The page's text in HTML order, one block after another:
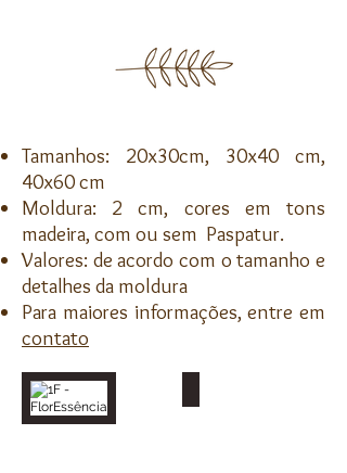
Tamanhos: 20x30cm, 30x40 cm,
40x60 cm
Moldura: 2 cm, cores em tons
madeira, com ou sem Paspatur.
Valores: de acordo com o tamanho e
detalhes da moldura
Para maiores informações, entre em
contato
1F - FlorEssência 2F - FlorEssência